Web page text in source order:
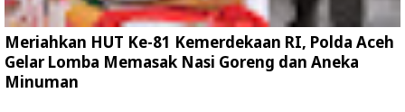
Meriahkan HUT Ke-81 Kemerdekaan RI, Polda Aceh
Gelar Lomba Memasak Nasi Goreng dan Aneka
Minuman